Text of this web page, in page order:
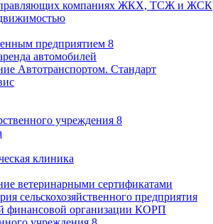
компаниях ЖКХ, ТСЖ и ЖСК
предприятием 8
автомобилей
Автотранспортом. Стандарт
учреждения 8
клиника
ветеринарными сертификатами
сельскохозяйственного предприятия
финансовой организации КОРП